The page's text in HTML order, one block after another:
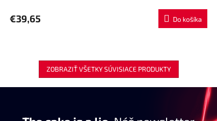
€39,65 Do košíka
ZOBRAZIŤ VŠETKY SÚVISIACE PRODUKTY